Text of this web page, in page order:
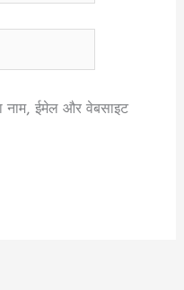
नाम, ईमेल और वेबसाइट